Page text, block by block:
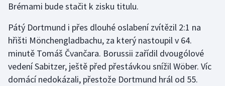
Lyže a snowboard
Moderní pětiboj
Motorsport
Olympijské hry
Brémami bude stačit k zisku titulu.
Pátý Dortmund i přes dlouhé oslabení zvítězil 2:1 na
hřišti Mönchengladbachu, za který nastoupil v 64.
minutě Tomáš Čvančara. Borussii zařídil dvougólové
vedení Sabitzer, ještě před přestávkou snížil Wöber. Víc
domácí nedokázali, přestože Dortmund hrál od 55.